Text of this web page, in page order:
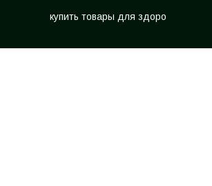
купить товары для здоро